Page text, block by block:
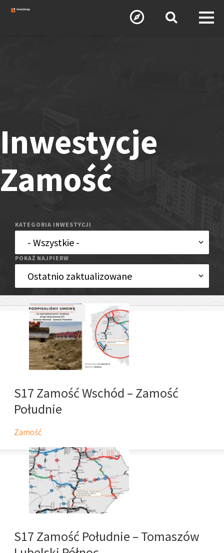
Inwestycje
Zamość
KATEGORIA INWESTYCJI
POKAŻ NAJPIERW
S17 Zamość Wschód – Zamość
Południe
Zamość
S17 Zamość Południe – Tomaszów